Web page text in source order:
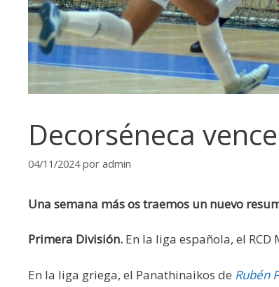
Decorséneca
04/11/2024 por admin
Una semana más os traemos un nuevo
Primera División. En la liga española, el RCD
En la liga griega, el Panathinaikos de Rubén